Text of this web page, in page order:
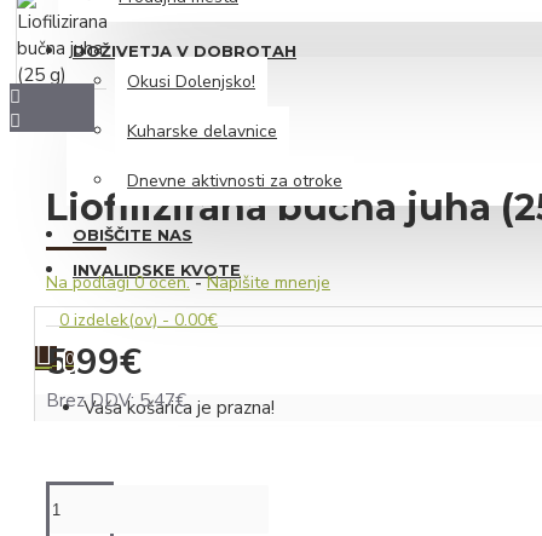
Likerji
Peneče vino
Vino
Siri
Mesnine
Iz zeliščarske zakladnice
Sirupi
Zeliščni izvlečki z medom
DOŽIVETJA V DOBROTAH
Okusi Dolenjsko!
Kuharske delavnice
Dnevne aktivnosti za otroke
OBIŠČITE NAS
INVALIDSKE KVOTE
0 izdelek(ov) - 0.00€
0
Vaša košarica je prazna!
Liofilizirana bučna juha
Na podlagi 0 ocen. - Napišite mnenje
5.99€
Brez DDV: 5.47€